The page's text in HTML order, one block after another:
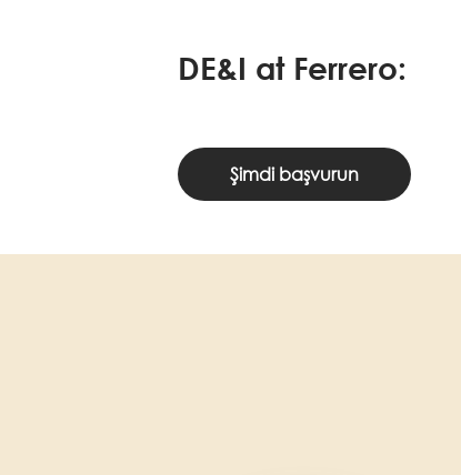
DE&I at Ferrero:
Şimdi başvurun